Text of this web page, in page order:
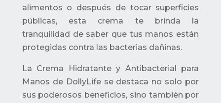
alimentos o después de tocar superficies
públicas, esta crema te brinda la
tranquilidad de saber que tus manos están
protegidas contra las bacterias dañinas.
La Crema Hidratante y Antibacterial para
Manos de DollyLife se destaca no solo por
sus poderosos beneficios, sino también por